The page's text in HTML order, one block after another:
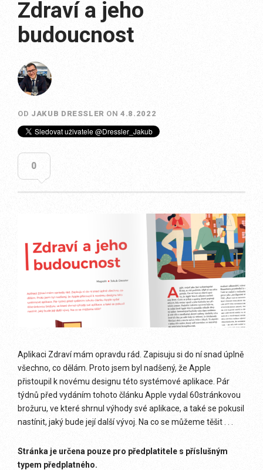
Zdraví a jeho
budoucnost
OD JAKUB DRESSLER ON4.8.2022
0
Aplikaci Zdraví mám opravdu rád. Zapisuju si do ní snad úplně
všechno, co dělám. Proto jsem byl nadšený, že Apple
přistoupil k novému designu této systémové aplikace. Pár
týdnů před vydáním tohoto článku Apple vydal 60stránkovou
brožuru, ve které shrnul výhody své aplikace, a také se pokusil
nastínit, jaký bude její další vývoj. Na co se můžeme těšit . . .
Stránka je určena pouze pro předplatitele s příslušným
typem předplatného.